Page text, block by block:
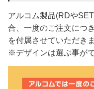
アルコム製品(RDや
合、一度のご注文につ
を付属させていただきま
※デザインは選ぶ事が